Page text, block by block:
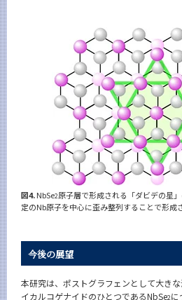
図4.NbSe2原子層で形成される「ダビデの星
定のNb原子を中心に歪み整列することで形成
今後の展望
本研究は、ポストグラフェンとして大き
イカルコゲナイドのひとつであるNbSe2に